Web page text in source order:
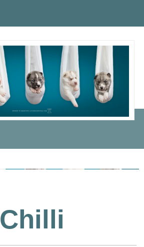
Chilli